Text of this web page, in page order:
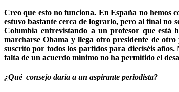
Creo que esto no funciona. En España no hemos
estuvo bastante cerca de lograrlo, pero al final no
Columbia entrevistando a un profesor que está
marcharse Obama y llega otro presidente de
suscrito por todos los partidos para dieciséis
falta de un acuerdo mínimo no ha permitido el
¿Qué consejo daría a un aspirante periodista?